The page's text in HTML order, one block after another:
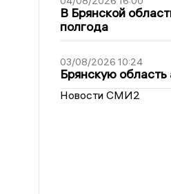
В Брянской
полгода
03/08/2026 10:24
Брянскую
Новости СМИ2